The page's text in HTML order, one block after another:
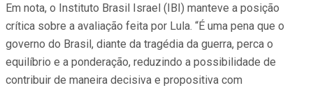
Em nota, o Instituto Brasil Israel (IBI) manteve a posição
crítica sobre a avaliação feita por Lula. “É uma pena que o
governo do Brasil, diante da tragédia da guerra, perca o
equilíbrio e a ponderação, reduzindo a possibilidade de
contribuir de maneira decisiva e propositiva com